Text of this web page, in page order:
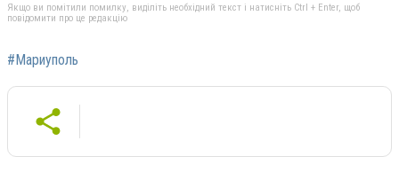
Якщо ви помітили помилку, виділіть необхідний текст і натисніть Ctrl + Enter, щоб
повідомити про це редакцію
#Мариуполь